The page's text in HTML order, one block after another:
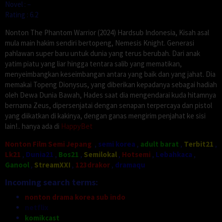
Novel : –
Rating : 6.2
Nonton The Phantom Warrior (2024) Hardsub Indonesia, Kisah asal
mula main hakim sendiri bertopeng, Nemesis Knight. Generasi
pahlawan super baru untuk dunia yang terus berubah. Dari anak
yatim piatu yang liar hingga tentara salib yang mematikan,
menyeimbangkan keseimbangan antara yang baik dan yang jahat. Dia
memakai Topeng Dionysus, yang diberikan kepadanya sebagai hadiah
oleh Dewa Dunia Bawah, Hades saat dia mengendarai kuda hitamnya
bernama Zeus, dipersenjatai dengan senapan terpercaya dan pistol
yang diikatkan di kakinya, dengan ganas mengirim penjahat ke sisi
lain!.. hanya ada di HappyBet
Nonton Film Semi Jepang , semi korea , adult barat , Terbit21 ,
Lk21 , Dunia21 , Bos21 , Semilokal , Hotsemi , Lebahkaca ,
Ganool , StreamXXI , 123drakor , dramaqu
Incoming search terms:
nonton drama korea sub indo
netflix
komikcast